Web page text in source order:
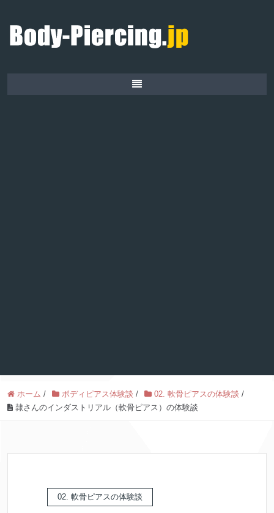
ホーム / ボディピアス体験談 / 02. 軟骨ピアスの体験談 /
隷さんのインダストリアル（軟骨ピアス）の体験談
02. 軟骨ピアスの体験談